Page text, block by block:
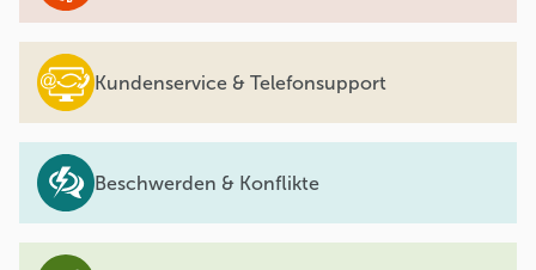
Kundenservice & Telefonsupport
Beschwerden & Konflikte